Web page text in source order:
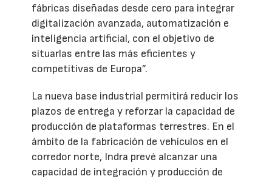
fábricas diseñadas desde cero para integrar
digitalización avanzada, automatización e
inteligencia artificial, con el objetivo de
situarlas entre las más eficientes y
competitivas de Europa”.
La nueva base industrial permitirá reducir los
plazos de entrega y reforzar la capacidad de
producción de plataformas terrestres. En el
ámbito de la fabricación de vehículos en el
corredor norte, Indra prevé alcanzar una
capacidad de integración y producción de